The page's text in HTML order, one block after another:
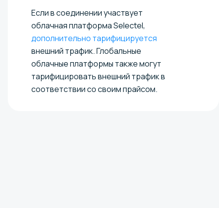
Если в соединении участвует
облачная платформа Selectel,
дополнительно тарифицируется
внешний трафик. Глобальные
облачные платформы также могут
тарифицировать внешний трафик в
соответствии со своим прайсом.